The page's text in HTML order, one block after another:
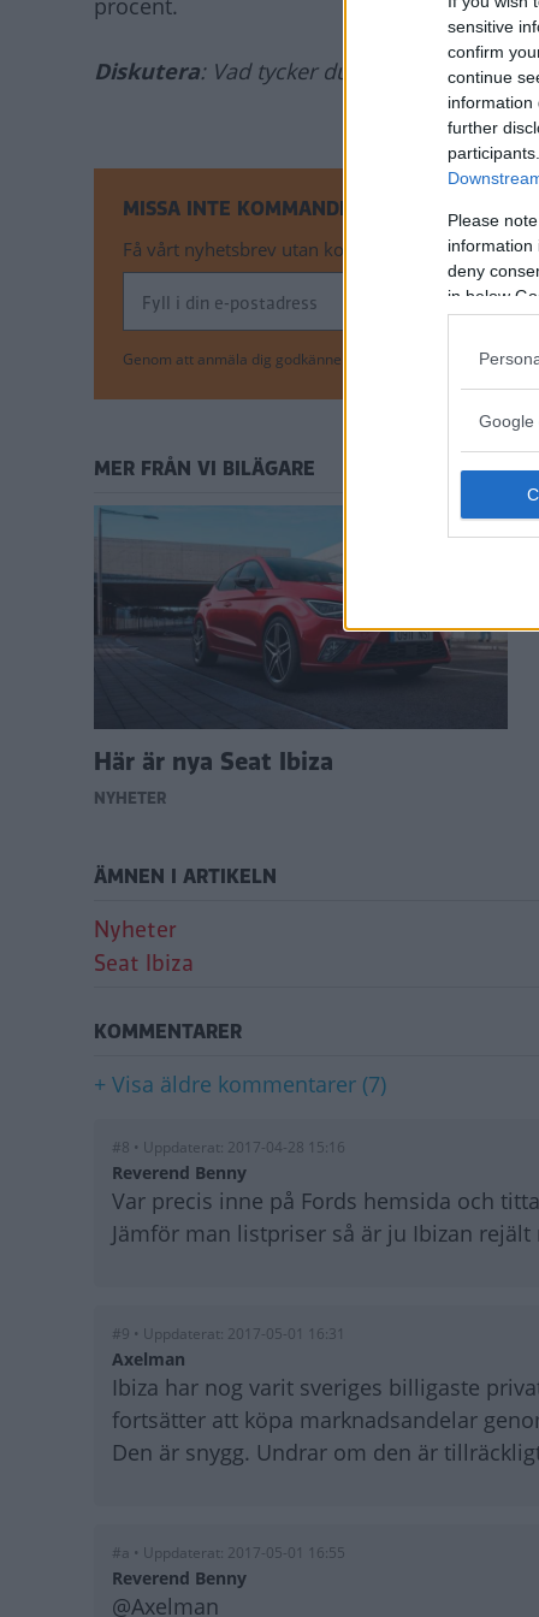
sensitive
confirm
continue
information
further
Please
information
deny
in below
Google
procent.
Diskutera: Vad tycker du om Seat Ibiza?
MISSA INTE KOMMANDE ARTIKLAR OM
Få vårt nyhetsbrev utan kostnad
Genom att anmäla dig godkänner du OK-förlagets
MER FRÅN VI BILÄGARE
Här är nya Seat Ibiza
NYHETER
ÄMNEN I ARTIKELN
Nyheter
Seat Ibiza
KOMMENTARER
+ Visa äldre kommentarer (7)
#8 • Uppdaterat: 2017-04-28 15:16
Reverend Benny
Var precis inne på Fords hemsida och
Jämför man listpriser så är ju Ibizan
#9 • Uppdaterat: 2017-05-01 16:31
Axelman
Ibiza har nog varit sveriges billigaste
fortsätter att köpa marknadsandelar
Den är snygg. Undrar om den är
#a • Uppdaterat: 2017-05-01 16:55
Reverend Benny
@Axelman